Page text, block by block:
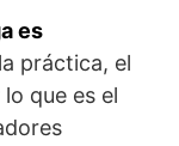
es
práctica, el
que es el